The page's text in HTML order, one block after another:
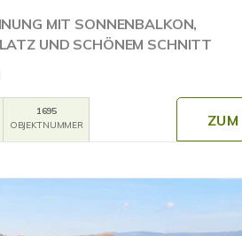
MIT SONNENBALKON,
UND SCHÖNEM SCHNITT
1695
OBJEKTNUMMER